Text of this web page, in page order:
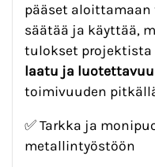
pääset aloittamaan
säätää ja käyttää,
tulokset projektista
laatu ja
toimivuuden
✅ Tarkka ja
metallintyöstöön